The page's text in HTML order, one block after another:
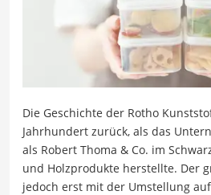
Die Geschichte der Rotho
Jahrhundert zurück, als das
als Robert Thoma & Co. im
und Holzprodukte herstellte. Der
jedoch erst mit der Umstellung